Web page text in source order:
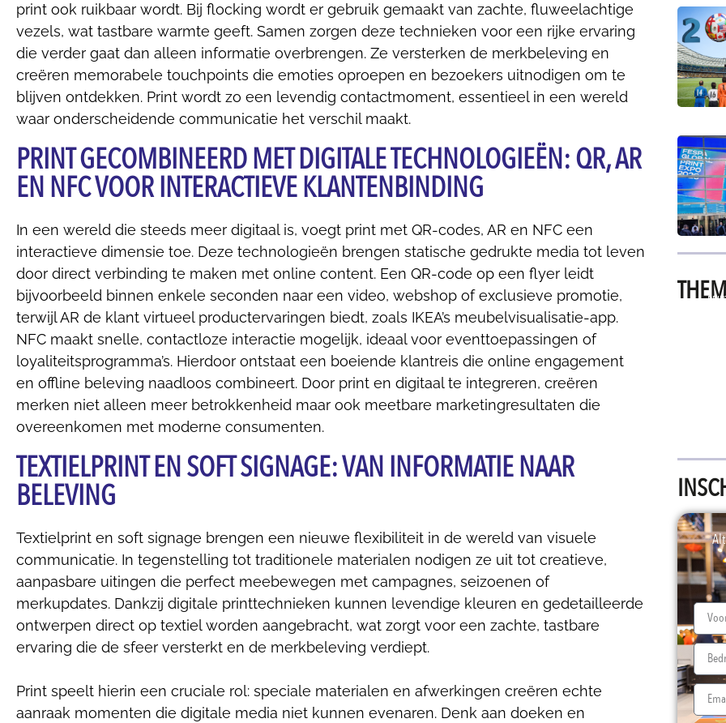
print ook ruikbaar wordt. Bij flocking wordt er gebruik gemaakt van zachte, fluweelachtige
vezels, wat tastbare warmte geeft. Samen zorgen deze technieken voor een rijke ervaring
die verder gaat dan alleen informatie overbrengen. Ze versterken de merkbeleving en
creëren memorabele touchpoints die emoties oproepen en bezoekers uitnodigen om te
blijven ontdekken. Print wordt zo een levendig contactmoment, essentieel in een wereld
waar onderscheidende communicatie het verschil maakt.
PRINT GECOMBINEERD MET DIGITALE TECHNOLOGIEËN: QR, AR
EN NFC VOOR INTERACTIEVE KLANTENBINDING
In een wereld die steeds meer digitaal is, voegt print met QR-codes, AR en NFC een
interactieve dimensie toe. Deze technologieën brengen statische gedrukte media tot leven
door direct verbinding te maken met online content. Een QR-code op een flyer leidt
bijvoorbeeld binnen enkele seconden naar een video, webshop of exclusieve promotie,
terwijl AR de klant virtueel productervaringen biedt, zoals IKEA’s meubelvisualisatie-app.
NFC maakt snelle, contactloze interactie mogelijk, ideaal voor eventtoepassingen of
loyaliteitsprogramma’s. Hierdoor ontstaat een boeiende klantreis die online engagement
en offline beleving naadloos combineert. Door print en digitaal te integreren, creëren
merken niet alleen meer betrokkenheid maar ook meetbare marketingresultaten die
overeenkomen met moderne consumenten.
TEXTIELPRINT EN SOFT SIGNAGE: VAN INFORMATIE NAAR
BELEVING
Textielprint en soft signage brengen een nieuwe flexibiliteit in de wereld van visuele
communicatie. In tegenstelling tot traditionele materialen nodigen ze uit tot creatieve,
aanpasbare uitingen die perfect meebewegen met campagnes, seizoenen of
merkupdates. Dankzij digitale printtechnieken kunnen levendige kleuren en gedetailleerde
ontwerpen direct op textiel worden aangebracht, wat zorgt voor een zachte, tastbare
ervaring die de sfeer versterkt en de merkbeleving verdiept.
Print speelt hierin een cruciale rol: speciale materialen en afwerkingen creëren echte
aanraak momenten die digitale media niet kunnen evenaren. Denk aan doeken en